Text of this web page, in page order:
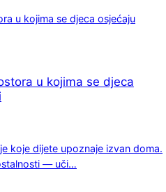
u kojima se djeca
koje dijete upoznaje izvan doma.
— uči…